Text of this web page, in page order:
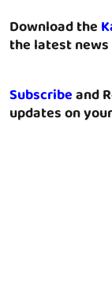
Download the
the latest
Subscribeand
updates on